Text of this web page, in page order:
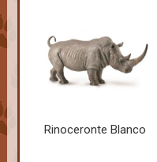
Rinoceronte Blanco